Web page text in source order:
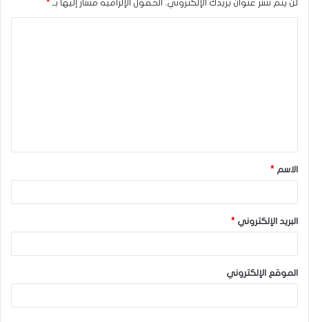
لن يتم نشر عنوان بريدك الإلكتروني. الحقول الإلزامية مشار إليها بـ *
ق
*
الاسم *
البريد الإلكتروني *
الموقع الإلكتروني